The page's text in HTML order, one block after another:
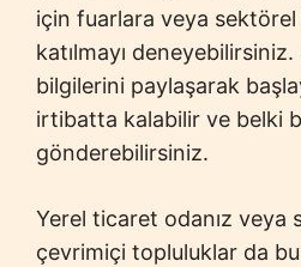
için fuarlara veya
katılmayı
bilgilerini paylaşarak
irtibatta kalabilir ve belki
gönderebilirsiniz.
Yerel ticaret odanız veya
çevrimiçi topluluklar da bu